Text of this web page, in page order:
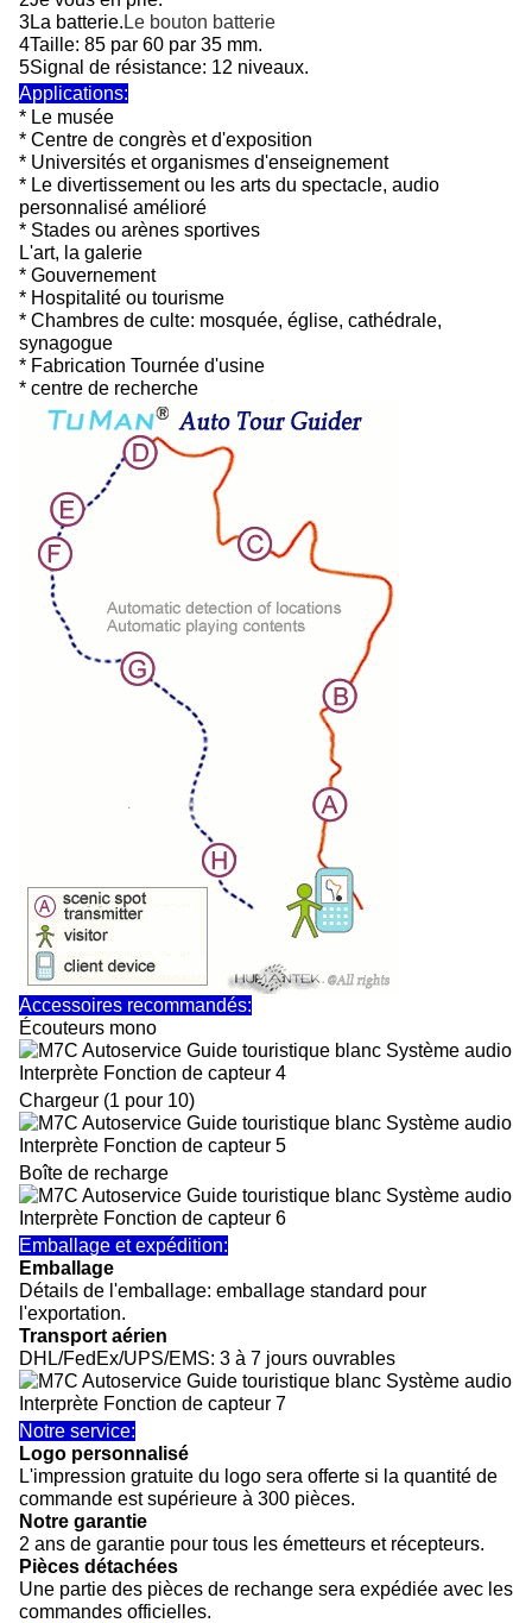
3La batterie.Le bouton batterie
4Taille: 85 par 60 par 35 mm.
5Signal de résistance: 12 niveaux.
Applications:
* Le musée
* Centre de congrès et d'exposition
* Universités et organismes d'enseignement
* Le divertissement ou les arts du spectacle, audio
personnalisé amélioré
* Stades ou arènes sportives
L'art, la galerie
* Gouvernement
* Hospitalité ou tourisme
* Chambres de culte: mosquée, église, cathédrale,
synagogue
* Fabrication Tournée d'usine
* centre de recherche
Accessoires recommandés:
Écouteurs mono
Chargeur (1 pour 10)
Boîte de recharge
Emballage et expédition:
Emballage
Détails de l'emballage: emballage standard pour
l'exportation.
Transport aérien
DHL/FedEx/UPS/EMS: 3 à 7 jours ouvrables
Notre service:
Logo personnalisé
L'impression gratuite du logo sera offerte si la quantité de
commande est supérieure à 300 pièces.
Notre garantie
2 ans de garantie pour tous les émetteurs et récepteurs.
Pièces détachées
Une partie des pièces de rechange sera expédiée avec les
commandes officielles.